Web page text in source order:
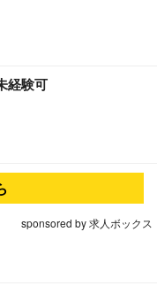
経験可
sponsored by 求人ボックス